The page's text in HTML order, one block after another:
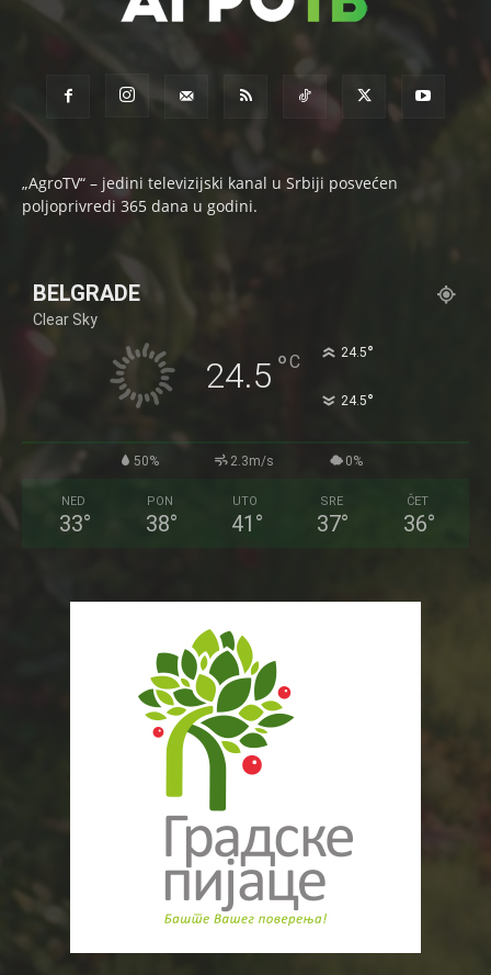
„AgroTV“ – jedini televizijski kanal u Srbiji posvećen
poljoprivredi 365 dana u godini.
BELGRADE
Clear Sky
24.5 °C 24.5°
24.5°
50% 2.3m/s 0%
NED
33°
PON
38°
UTO
41 °
SRE
37°
ČET
36°